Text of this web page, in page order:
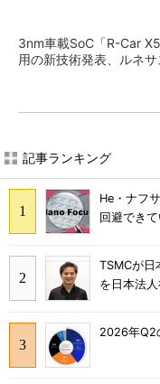
3nm車載SoC「R-Car
用の新技術発表、ルネサ
記事ランキング
He・ナフ
回避でき
TSMCが
を日本法
2026年Q2